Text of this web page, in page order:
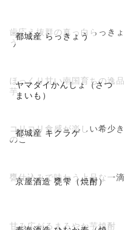
都城産 らっきょう
歯応え抜群の真っ白らっきょ
う
ヤマダイかんしょ（さつ
まいも）
ほっくり甘い南国育ちの逸品
芋
都城産 キクラゲ
コリコリ食感が楽しい希少き
のこ
京屋酒造 甕雫（焼酎）
甕仕込みで味わう上品な一滴
甘み広がるまろやか芋焼酎